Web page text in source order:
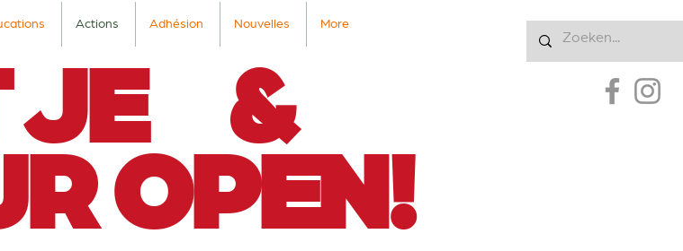
Actions Adhésion Nouvelles More
JE &
OPEN!